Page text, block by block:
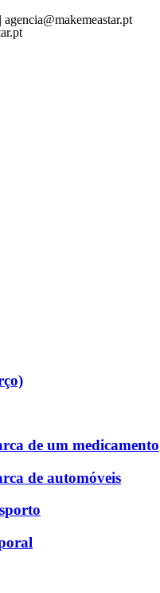
de um medicamento
de automóveis